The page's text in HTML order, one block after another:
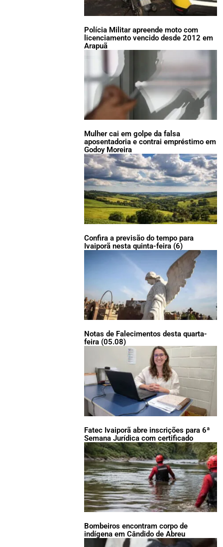
Polícia Militar apreende moto com
licenciamento vencido desde 2012 em
Arapuã
Mulher cai em golpe da falsa
aposentadoria e contrai empréstimo em
Godoy Moreira
Confira a previsão do tempo para
Ivaiporã nesta quinta-feira (6)
Notas de Falecimentos desta quarta-
feira (05.08)
Fatec Ivaiporã abre inscrições para 6ª
Semana Jurídica com certificado
Bombeiros encontram corpo de
indígena em Cândido de Abreu